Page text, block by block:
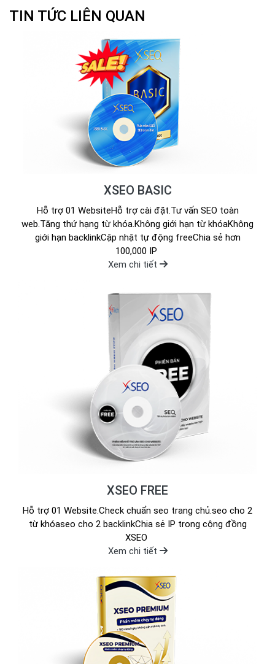
TIN TỨC LIÊN QUAN
XSEO BASIC
Hỗ trợ 01 WebsiteHỗ trợ cài đặt.Tư vấn SEO toàn
web.Tăng thứ hạng từ khóa.Không giới hạn từ khóaKhông
giới hạn backlinkCập nhật tự động freeChia sẻ hơn
100,000 IP
Xem chi tiết
XSEO FREE
Hỗ trợ 01 Website.Check chuẩn seo trang chủ.seo cho 2
từ khóaseo cho 2 backlinkChia sẻ IP trong cộng đồng
XSEO
Xem chi tiết